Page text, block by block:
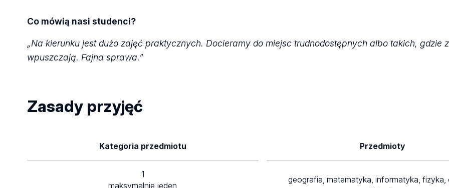
Co mówią nasi studenci?
„Na kierunku jest dużo zajęć praktycznych. Docieramy do miejsc trudnodostępnych albo takich, gdzie
wpuszczają. Fajna sprawa.”
Zasady przyjęć
Kategoria przedmiotu Przedmioty
1
maksymalnie jeden
geografia, matematyka, informatyka, fizyka,